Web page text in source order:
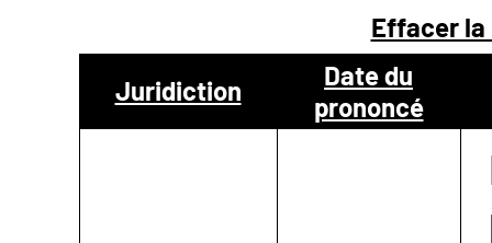
CONTACTER
Effacer
Juridiction
Date du
prononcé